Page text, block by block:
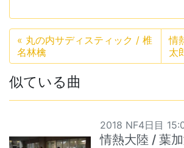
« 丸の内サディスティック / 椎
名林檎
情
太
似ている曲
2018 NF4日目
情熱大陸 / 葉